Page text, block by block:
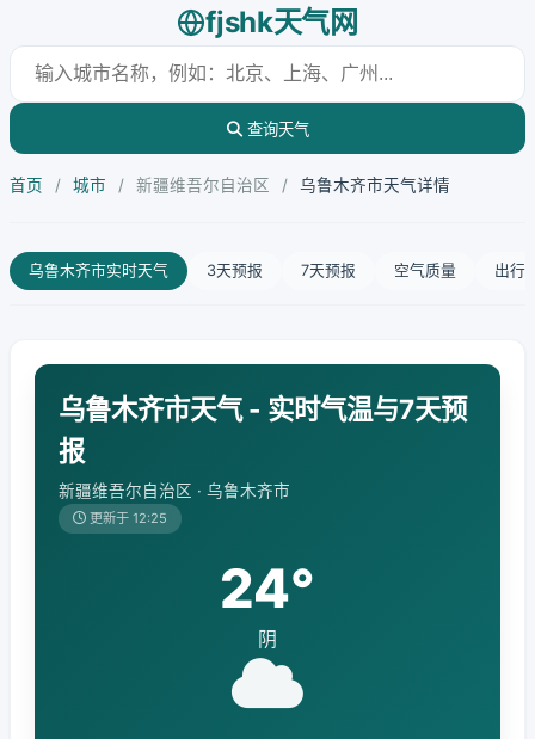
fjshk天气网
查询天气
首页 / 城市 / 新疆维吾尔自治区 / 乌鲁木齐市天气详情
乌鲁木齐市实时天气 3天预报 7天预报 空气质量 出行
乌鲁木齐市天气 - 实时气温与7天预
报
新疆维吾尔自治区 · 乌鲁木齐市
更新于 12:25
24°
阴